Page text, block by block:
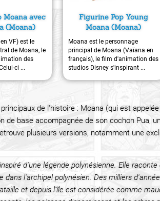
Moana avec
(Moana)
VF) est le
de Moana, le
des
ci ...
Figurine Pop Young
Moana (Moana)
Moana est le personnage
principal de Moana (Vaïana en
français), le film d'animation des
studios Disney s'inspirant ...
de l'histoire : Moana (qui est
base accompagnée de son cochon Pua,
plusieurs versions, notamment une
d'une légende polynésienne. Elle
l'archipel polynésien. Des milliers
et depuis l'île est considérée comme